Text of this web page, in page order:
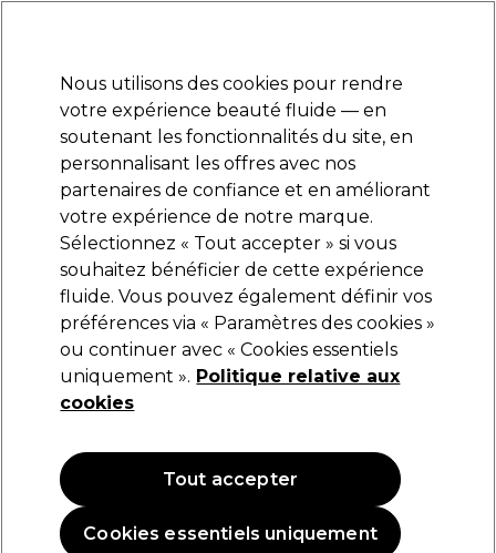
Se connecter
Marques Bons plans Coiffure Electro et Matériel
Livraison et délais
lire la suite
Wella Professionals
Wella Professionals Nutricurls Masque
profond anti-frisottis pour cheveux ondulés et
bouclés 150ml
(4)
29,58 €
OFFRE
Nous utilisons des cookies pour rendre
votre expérience beauté fluide — en
soutenant les fonctionnalités du site, en
personnalisant les offres avec nos
partenaires de confiance et en améliorant
votre expérience de notre marque.
Sélectionnez « Tout accepter » si vous
souhaitez bénéficier de cette expérience
fluide. Vous pouvez également définir vos
préférences via « Paramètres des cookies »
ou continuer avec « Cookies essentiels
uniquement ». Politique relative aux
cookies
Cookies essentiels uniquement
Tout accepter